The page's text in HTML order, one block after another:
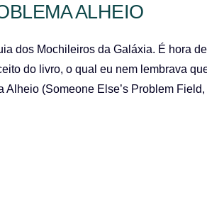
ALHEIO
dos Mochileiros da Galáxia. É hora
do livro, o qual eu nem lembrava
Alheio (Someone Else’s Problem